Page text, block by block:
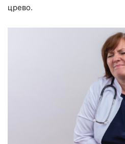
црево.